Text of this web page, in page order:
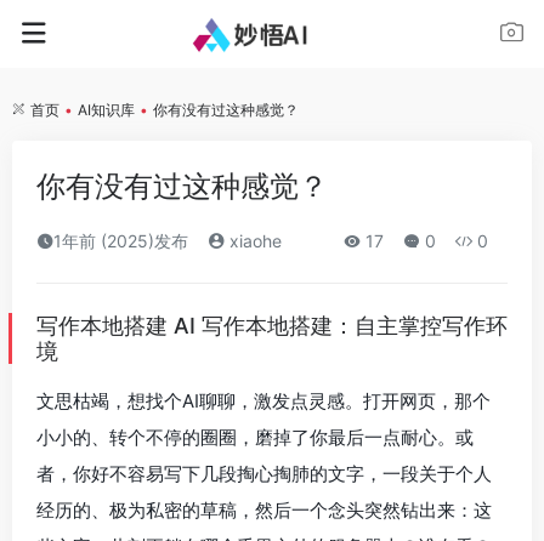
首页 • AI知识库 • 你有没有过这种感觉？
你有没有过这种感觉？
1年前 (2025)发布 xiaohe 17 0 0
写作本地搭建 AI 写作本地搭建：自主掌控写作环
境
文思枯竭，想找个AI聊聊，激发点灵感。打开网页，那个
小小的、转个不停的圈圈，磨掉了你最后一点耐心。或
者，你好不容易写下几段掏心掏肺的文字，一段关于个人
经历的、极为私密的草稿，然后一个念头突然钻出来：这